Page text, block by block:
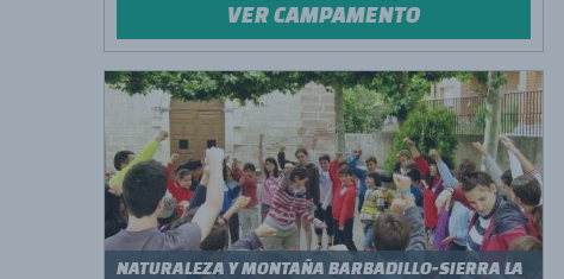
VER CAMPAMENTO
NATURALEZA Y MONTAÑA BARBADILLO-SIERRA LA